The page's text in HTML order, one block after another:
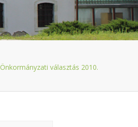
Önkormányzati választás 2010.